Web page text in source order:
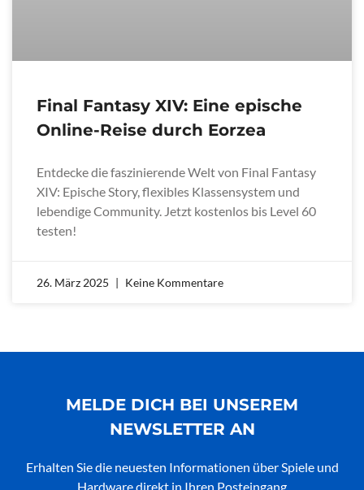
Final Fantasy XIV: Eine epische
Online-Reise durch Eorzea
Entdecke die faszinierende Welt von Final Fantasy
XIV: Epische Story, flexibles Klassensystem und
lebendige Community. Jetzt kostenlos bis Level 60
testen!
26. März 2025 Keine Kommentare
MELDE DICH BEI UNSEREM
NEWSLETTER AN
Erhalten Sie die neuesten Informationen über Spiele und
Hardware direkt in Ihren Posteingang